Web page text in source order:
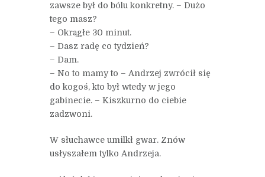
zawsze był do bólu konkretny. – Dużo
tego masz?
– Okrągłe 30 minut.
– Dasz radę co tydzień?
– Dam.
– No to mamy to – Andrzej zwrócił się
do kogoś, kto był wtedy w jego
gabinecie. – Kiszkurno do ciebie
zadzwoni.
W słuchawce umilkł gwar. Znów
usłyszałem tylko Andrzeja.